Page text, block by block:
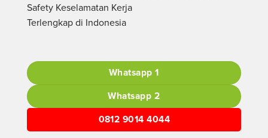
Safety Keselamatan Kerja
Terlengkap di Indonesia
Whatsapp 1
Whatsapp 2
0812 9014 4044